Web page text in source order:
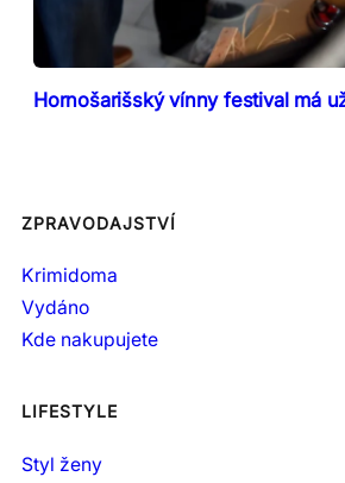
Hornošarišský vínny festival má
ZPRAVODAJSTVÍ
Krimidoma
Vydáno
Kde nakupujete
LIFESTYLE
Styl ženy